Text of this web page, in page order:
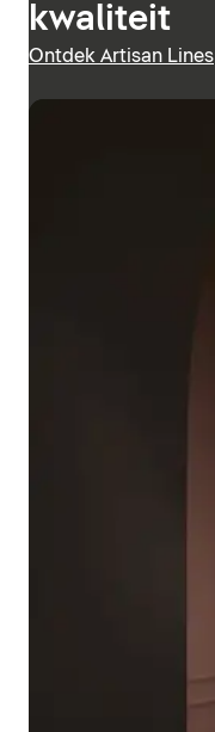
kwaliteit
Ontdek Artisan Lines